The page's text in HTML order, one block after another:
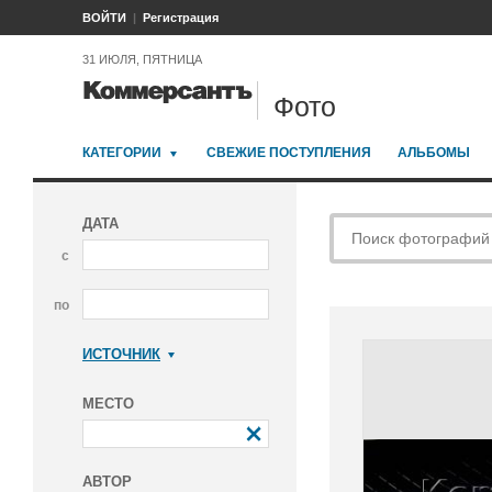
ВОЙТИ Регистрация
31 ИЮЛЯ, ПЯТНИЦА
Фото
КАТЕГОРИИ СВЕЖИЕ ПОСТУПЛЕНИЯ АЛЬБОМЫ
ДАТА
с
по
ИСТОЧНИК
МЕСТО
АВТОР